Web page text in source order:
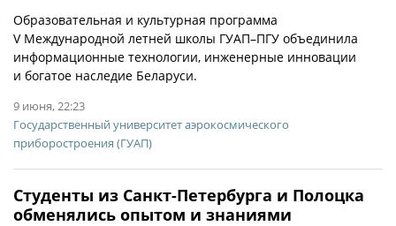
Образовательная и культурная программа
V Международной летней школы ГУАП–ПГУ объединила
информационные технологии, инженерные инновации
и богатое наследие Беларуси.
9 июня, 22:23
Государственный университет аэрокосмического
приборостроения (ГУАП)
Студенты из Санкт-Петербурга и Полоцка
обменялись опытом и знаниями